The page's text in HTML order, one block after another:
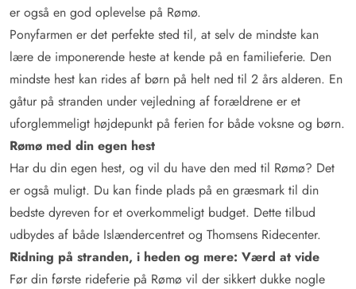
er også en god oplevelse på Rømø.
Ponyfarmen er det perfekte sted til, at selv de mindste kan
lære de imponerende heste at kende på en familieferie. Den
mindste hest kan rides af børn på helt ned til 2 års alderen. En
gåtur på stranden under vejledning af forældrene er et
uforglemmeligt højdepunkt på ferien for både voksne og børn.
Rømø med din egen hest
Har du din egen hest, og vil du have den med til Rømø? Det
er også muligt. Du kan finde plads på en græsmark til din
bedste dyreven for et overkommeligt budget. Dette tilbud
udbydes af både Islændercentret og Thomsens Ridecenter.
Ridning på stranden, i heden og mere: Værd at vide
Før din første rideferie på Rømø vil der sikkert dukke nogle